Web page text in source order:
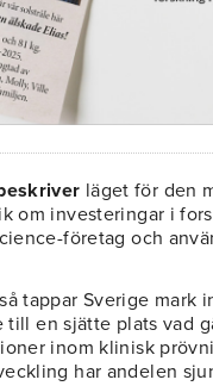
läget för den
om investeringar i
företag och
tappar Sverige mark
en sjätte plats vad
inom klinisk
har andelen